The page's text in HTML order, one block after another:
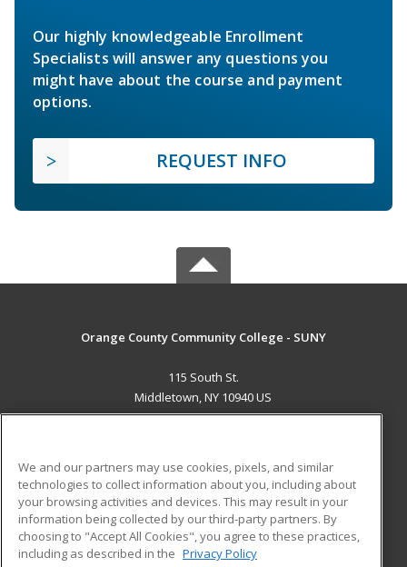
Our highly knowledgeable Enrollment
Specialists will answer any questions you
might have about the course and payment
options.
REQUEST INFO
Orange County Community College - SUNY
115 South St.
Middletown, NY 10940 US
ADDITIONAL RESOURCES
Military
Financial Assistance
Help
Student Blog
We and our partners may use cookies, pixels, and similar
technologies to collect information about you, including about
your browsing activities and devices. This may result in your
information being collected by our third-party partners. By
choosing to "Accept All Cookies", you agree to these practices,
including as described in the Privacy Policy